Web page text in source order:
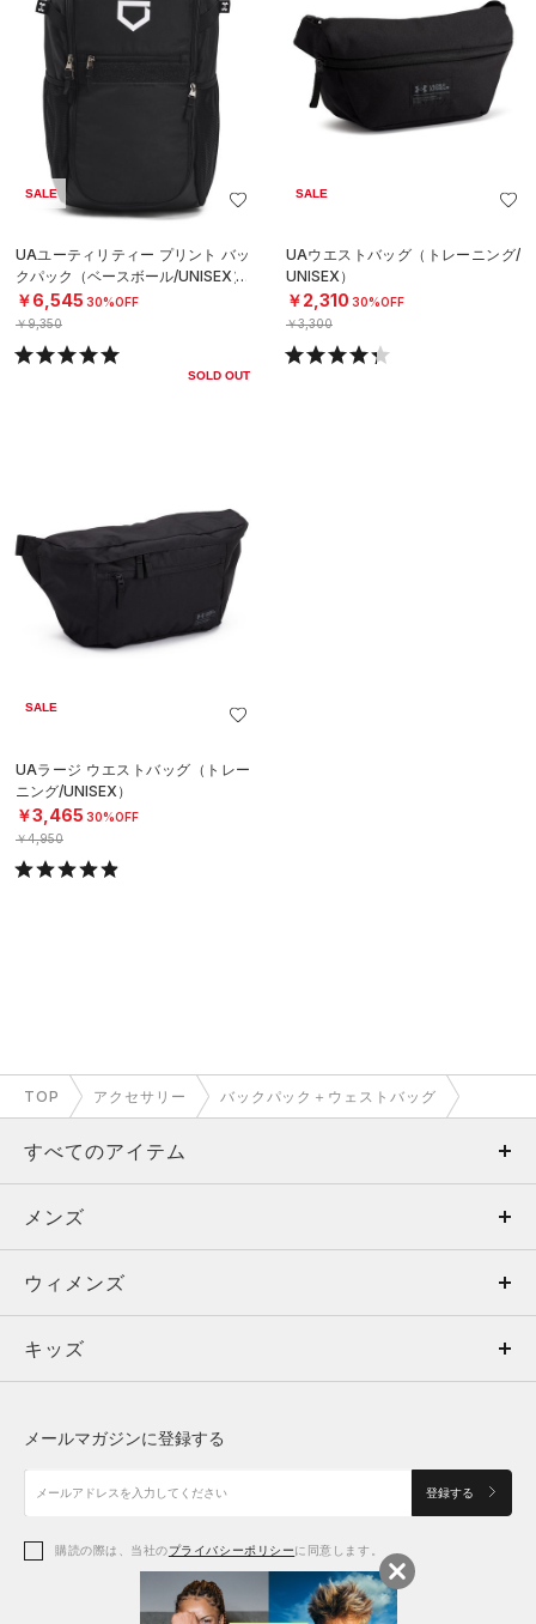
SALE
UAユーティリティー プリント バッ
クパック（ベースボール/UNISEX）
￥6,545 30%OFF
￥9,350
SOLD OUT
SALE
UAウエストバッグ（トレーニング/
UNISEX）
￥2,310 30%OFF
￥3,300
SALE
UAラージ ウエストバッグ（トレー
ニング/UNISEX）
￥3,465 30%OFF
￥4,950
TOP アクセサリー バックパック＋ウェストバッグ
すべてのアイテム
メンズ
ウィメンズ
キッズ
アクセサリー
メンズ
トップス
ボトムス
アクセサリー
ウィメンズ
トップス
シューズ
アクセサリー
キッズ
シューズ
メールマガジンに登録する
登録する
購読の際は、当社のプライバシーポリシーに同意します。